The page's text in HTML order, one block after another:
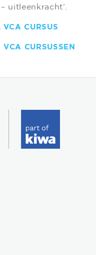
uitleenkracht’.
VCA CURSUS
VCA CURSUSSEN